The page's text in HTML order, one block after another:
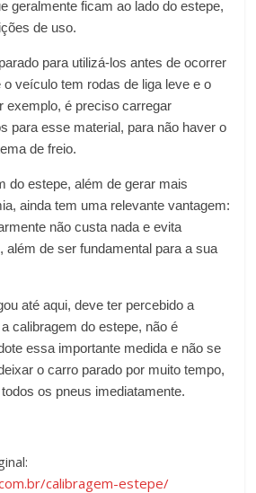
geralmente ficam ao lado do estepe,
de uso.
para utilizá-los antes de ocorrer
veículo tem rodas de liga leve e o
exemplo, é preciso carregar
para esse material, para não haver o
de freio.
do estepe, além de gerar mais
ainda tem uma relevante vantagem:
não custa nada e evita
além de ser fundamental para a sua
até aqui, deve ter percebido a
calibragem do estepe, não é
essa importante medida e não se
o carro parado por muito tempo,
os pneus imediatamente.
calibragem-estepe/